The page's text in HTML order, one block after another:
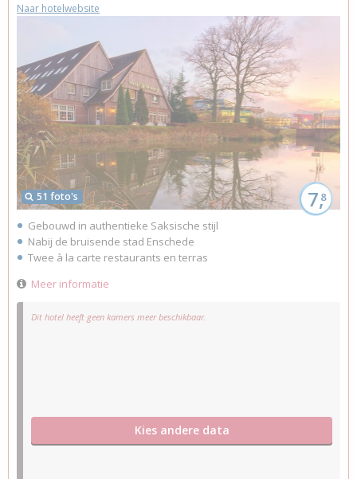
Dit hotel heeft geen kamers meer beschikbaar.
Kies andere data
51 foto's 7,8
Naar hotelwebsite
Gebouwd in authentieke Saksische stijl
Nabij de bruisende stad Enschede
Twee à la carte restaurants en terras
Meer informatie